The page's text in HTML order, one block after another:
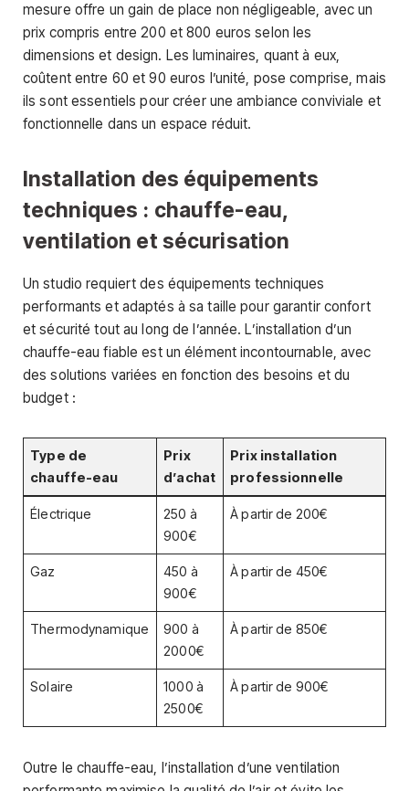
mesure offre un gain de place non négligeable, avec un
prix compris entre 200 et 800 euros selon les
dimensions et design. Les luminaires, quant à eux,
coûtent entre 60 et 90 euros l’unité, pose comprise, mais
ils sont essentiels pour créer une ambiance conviviale et
fonctionnelle dans un espace réduit.
Installation des équipements
techniques : chauffe-eau,
ventilation et sécurisation
Un studio requiert des équipements techniques
performants et adaptés à sa taille pour garantir confort
et sécurité tout au long de l’année. L’installation d’un
chauffe-eau fiable est un élément incontournable, avec
des solutions variées en fonction des besoins et du
budget :
Type de
chauffe-eau
Prix
d’achat
Prix installation
professionnelle
Électrique
250 à
900€
À partir de 200€
Gaz
450 à
900€
À partir de 450€
Thermodynamique
900 à
2000€
À partir de 850€
Solaire
1000 à
2500€
À partir de 900€
Outre le chauffe-eau, l’installation d’une ventilation